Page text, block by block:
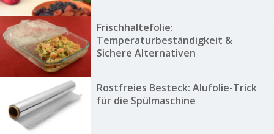
Frischhaltefolie:
Temperaturbeständigkeit &
Sichere Alternativen
Rostfreies Besteck: Alufolie-Trick
für die Spülmaschine